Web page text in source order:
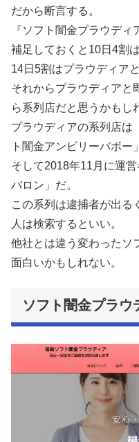
だから断言する。
『ソフト闇金プラウディ
補足しておくと10日4割
14日5割はプラウディア
それからプラウディアと
ら系列店だと思うかもし
プラウディアの系列店は
ト闇金アンビリーバボー」
そして2018年11月に運
バロン」だ。
この系列は逮捕者が出る
人は検索するといい。
他社とは違う変わったソ
面白いかもしれない。
ソフト闇金プラウ